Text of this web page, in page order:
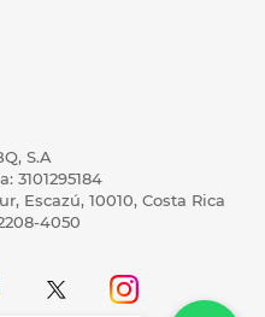
S.A
3101295184
Escazú, 10010, Costa Rica
4050